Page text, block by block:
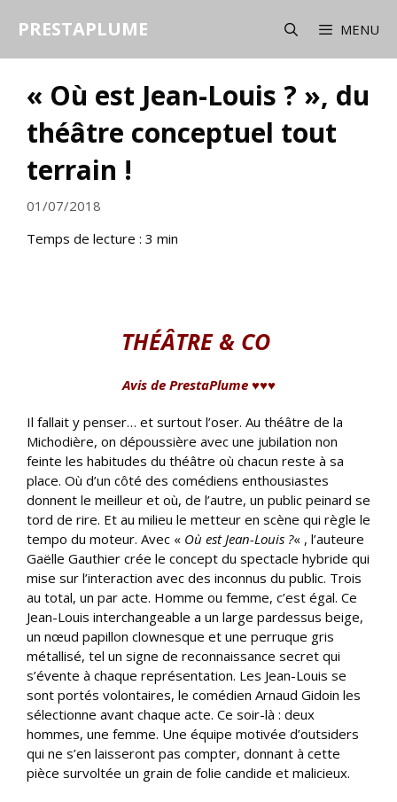
PRESTAPLUME MENU
« Où est Jean-Louis ? », du
théâtre conceptuel tout
terrain !
01/07/2018
Temps de lecture : 3 min
THÉÂTRE & CO
Avis de PrestaPlume ♥♥♥
Il fallait y penser… et surtout l’oser. Au théâtre de la
Michodière, on dépoussière avec une jubilation non
feinte les habitudes du théâtre où chacun reste à sa
place. Où d’un côté des comédiens enthousiastes
donnent le meilleur et où, de l’autre, un public peinard se
tord de rire. Et au milieu le metteur en scène qui règle le
tempo du moteur. Avec « Où est Jean-Louis ?« , l’auteure
Gaëlle Gauthier crée le concept du spectacle hybride qui
mise sur l’interaction avec des inconnus du public. Trois
au total, un par acte. Homme ou femme, c’est égal. Ce
Jean-Louis interchangeable a un large pardessus beige,
un nœud papillon clownesque et une perruque gris
métallisé, tel un signe de reconnaissance secret qui
s’évente à chaque représentation. Les Jean-Louis se
sont portés volontaires, le comédien Arnaud Gidoin les
sélectionne avant chaque acte. Ce soir-là : deux
hommes, une femme. Une équipe motivée d’outsiders
qui ne s’en laisseront pas compter, donnant à cette
pièce survoltée un grain de folie candide et malicieux.